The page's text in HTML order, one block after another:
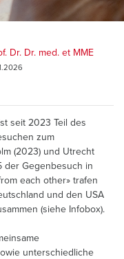
Dr. Dr. med. et MME
seit 2023 Teil des
zum
(2023) und Utrecht
der Gegenbesuch in
each other» trafen
und den USA
(siehe Infobox).
unterschiedliche